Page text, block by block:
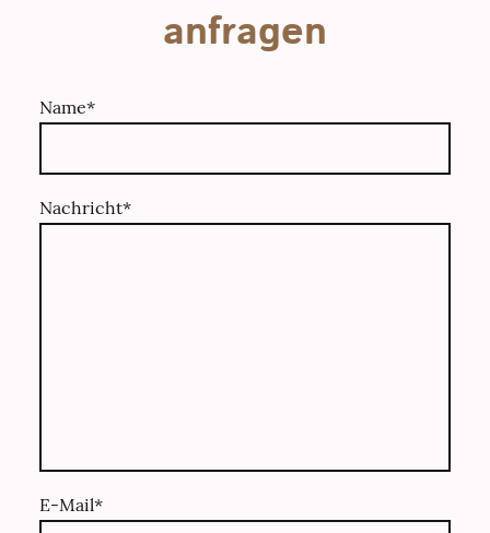
anfragen
Name*
Nachricht*
E-Mail*